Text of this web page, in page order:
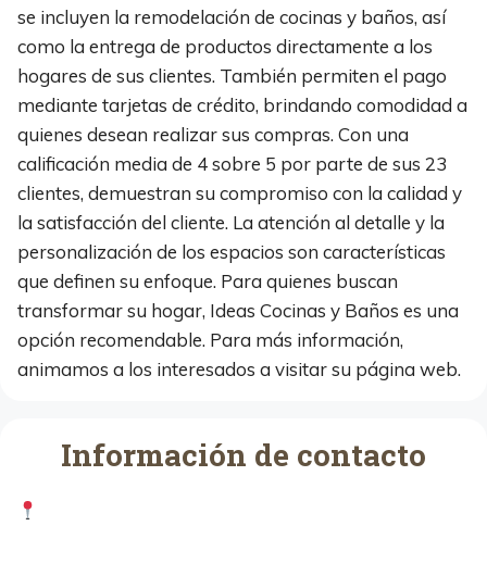
se incluyen la remodelación de cocinas y baños, así
como la entrega de productos directamente a los
hogares de sus clientes. También permiten el pago
mediante tarjetas de crédito, brindando comodidad a
quienes desean realizar sus compras. Con una
calificación media de 4 sobre 5 por parte de sus 23
clientes, demuestran su compromiso con la calidad y
la satisfacción del cliente. La atención al detalle y la
personalización de los espacios son características
que definen su enfoque. Para quienes buscan
transformar su hogar, Ideas Cocinas y Baños es una
opción recomendable. Para más información,
animamos a los interesados a visitar su página web.
Información de contacto